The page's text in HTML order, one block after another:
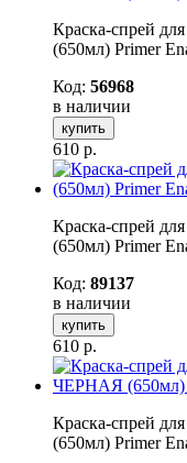
Краска-спрей
(650мл) Primer
Код: 56968
в наличии
купить
610 р.
Краска-спрей
(650мл) Primer
Код: 89137
в наличии
купить
610 р.
Краска-спрей
(650мл) Primer